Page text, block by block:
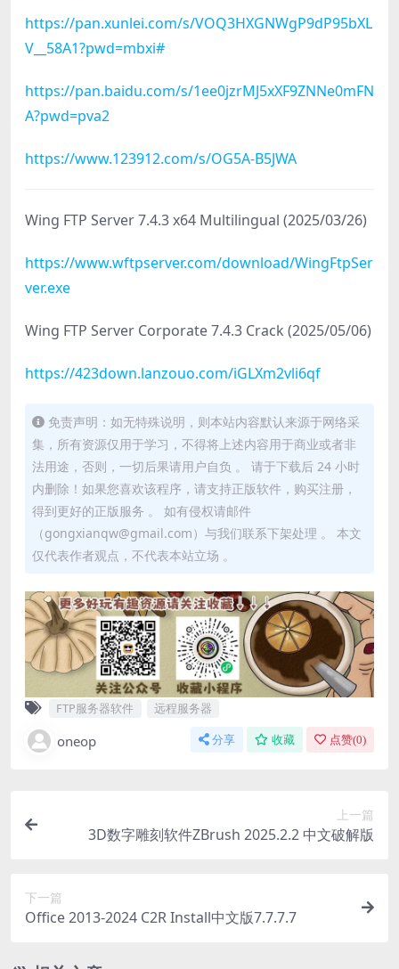
https://pan.xunlei.com/s/VOQ3HXGNWgP9dP95bXL
V__58A1?pwd=mbxi#
https://pan.baidu.com/s/1ee0jzrMJ5xXF9ZNNe0mFN
A?pwd=pva2
https://www.123912.com/s/OG5A-B5JWA
Wing FTP Server 7.4.3 x64 Multilingual (2025/03/26)
https://www.wftpserver.com/download/WingFtpSer
ver.exe
Wing FTP Server Corporate 7.4.3 Crack (2025/05/06)
https://423down.lanzouo.com/iGLXm2vli6qf
免责声明：如无特殊说明，则本站内容默认来源于网络采
集，所有资源仅用于学习，不得将上述内容用于商业或者非
法用途，否则，一切后果请用户自负 。 请于下载后 24 小时
内删除！如果您喜欢该程序，请支持正版软件，购买注册，
得到更好的正版服务 。 如有侵权请邮件
（gongxianqw@gmail.com）与我们联系下架处理 。 本文
仅代表作者观点，不代表本站立场 。
FTP服务器软件 远程服务器
oneop 分享 收藏 点赞(0)
上一篇
3D数字雕刻软件ZBrush 2025.2.2 中文破解版
下一篇
Office 2013-2024 C2R Install中文版7.7.7.7